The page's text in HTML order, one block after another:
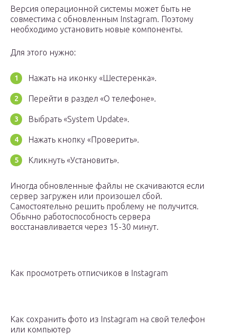
Версия операционной системы может быть не
совместима с обновленным Instagram. Поэтому
необходимо установить новые компоненты.
Для этого нужно:
Нажать на иконку «Шестеренка».
Перейти в раздел «О телефоне».
Выбрать «System Update».
Нажать кнопку «Проверить».
Кликнуть «Установить».
Иногда обновленные файлы не скачиваются если
сервер загружен или произошел сбой.
Самостоятельно решить проблему не получится.
Обычно работоспособность сервера
восстанавливается через 15-30 минут.
Как просмотреть отписчиков в Instagram
Как сохранить фото из Instagram на свой телефон
или компьютер